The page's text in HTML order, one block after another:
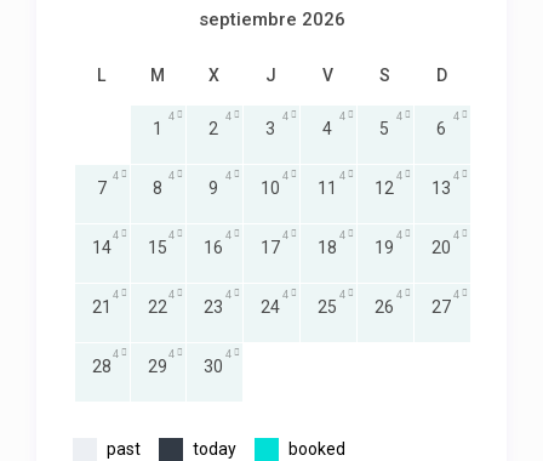
septiembre 2026
L M X J V S D
1
4
2
4
3
4
4
4
5
4
6
4
7
4
8
4
9
4
10
4
11
4
12
4
13
4
14
4
15
4
16
4
17
4
18
4
19
4
20
4
21
4
22
4
23
4
24
4
25
4
26
4
27
4
28
4
29
4
30
4
past today booked